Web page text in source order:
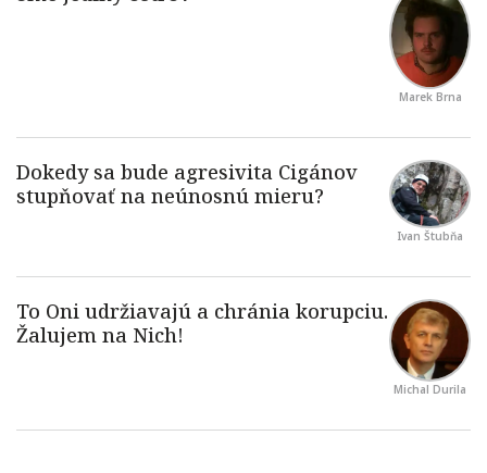
Marek Brna
Ivan Štubňa
Michal Durila